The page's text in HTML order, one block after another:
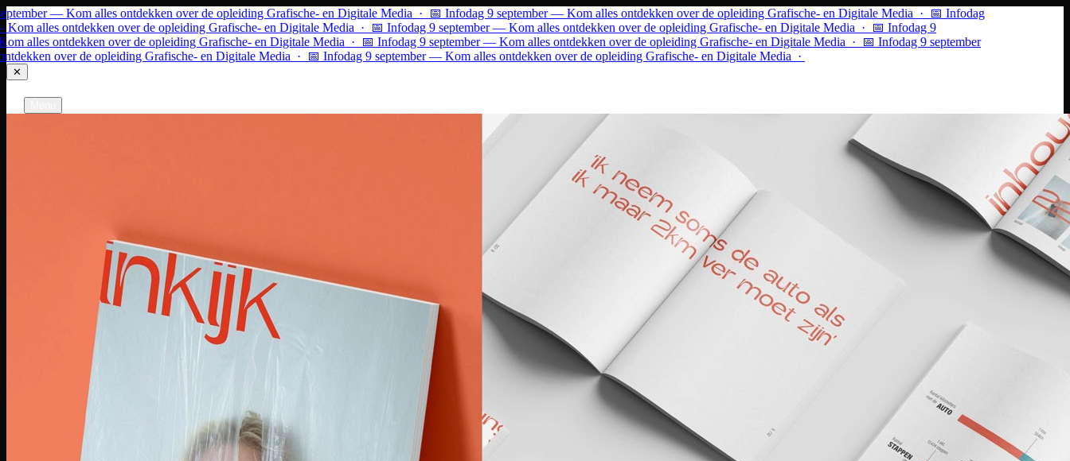
Ga naar inhoud
— Kom alles ontdekken over de opleiding Grafische- en Digitale Media · 📅 Infodag 9 september — Kom alles ontdekken over de opleiding Grafische- en Digitale Media · 📅 Infodag
alles ontdekken over de opleiding Grafische- en Digitale Media · 📅 Infodag 9 september — Kom alles ontdekken over de opleiding Grafische- en Digitale Media · 📅 Infodag 9
alles ontdekken over de opleiding Grafische- en Digitale Media · 📅 Infodag 9 september — Kom alles ontdekken over de opleiding Grafische- en Digitale Media · 📅 Infodag 9 september
over de opleiding Grafische- en Digitale Media · 📅 Infodag 9 september — Kom alles ontdekken over de opleiding Grafische- en Digitale Media ·
✕